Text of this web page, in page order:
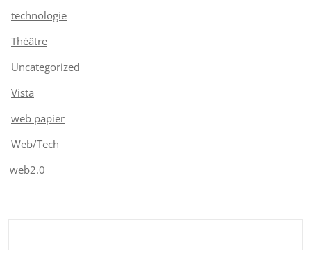
technologie
Théâtre
Uncategorized
Vista
web papier
Web/Tech
web2.0